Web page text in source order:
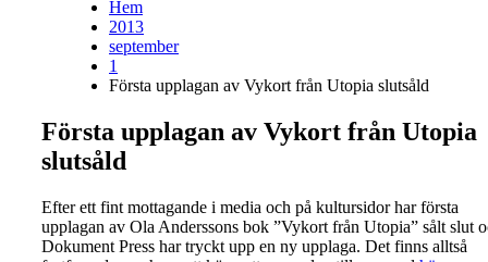
Hem
2013
september
1
Första upplagan av Vykort från Utopia slutsåld
Första upplagan av Vykort från Utopia
slutsåld
Efter ett fint mottagande i media och på kultursidor har första
upplagan av Ola Anderssons bok ”Vykort från Utopia” sålt slut
Dokument Press har tryckt upp en ny upplaga. Det finns alltså